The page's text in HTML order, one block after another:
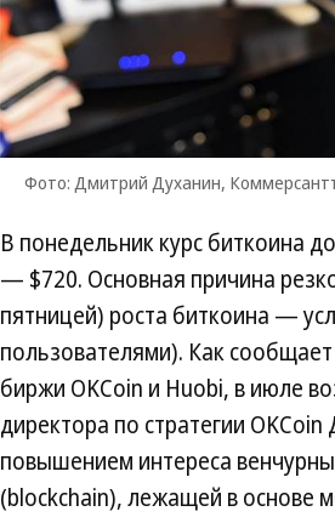
Фото: Дмитрий Духанин,
В понедельник курс биткоина
— $720. Основная причина
пятницей) роста биткоина —
пользователями). Как сообщает
биржи OKCoin и Huobi, в июле
директора по стратегии
повышением интереса
(blockchain), лежащей в основе